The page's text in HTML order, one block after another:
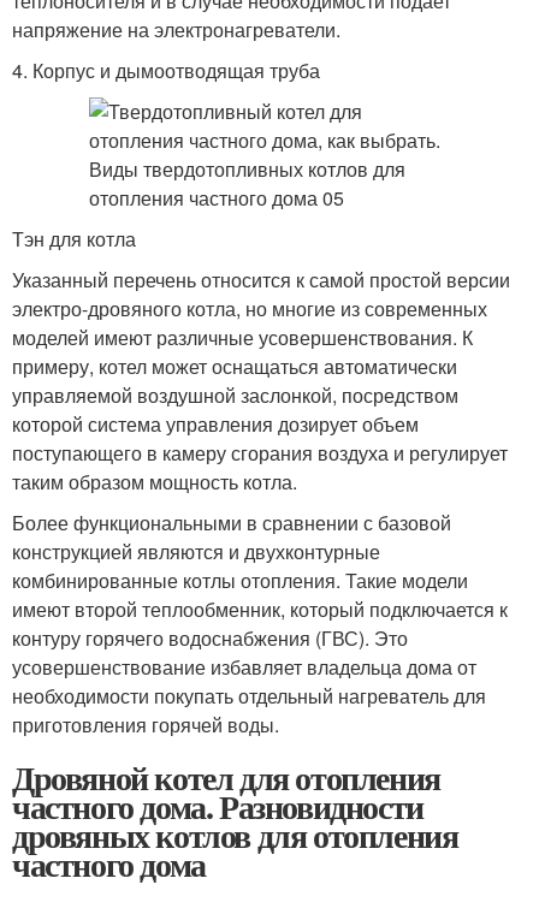
напряжение на электронагреватели.
4. Корпус и дымоотводящая труба
Тэн для котла
Указанный перечень относится к самой простой версии
электро-дровяного котла, но многие из современных
моделей имеют различные усовершенствования. К
примеру, котел может оснащаться автоматически
управляемой воздушной заслонкой, посредством
которой система управления дозирует объем
поступающего в камеру сгорания воздуха и регулирует
таким образом мощность котла.
Более функциональными в сравнении с базовой
конструкцией являются и двухконтурные
комбинированные котлы отопления. Такие модели
имеют второй теплообменник, который подключается к
контуру горячего водоснабжения (ГВС). Это
усовершенствование избавляет владельца дома от
необходимости покупать отдельный нагреватель для
приготовления горячей воды.
Дровяной котел для отопления
частного дома. Разновидности
дровяных котлов для отопления
частного дома